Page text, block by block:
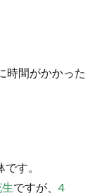
時間がかかった
す。
ですが、4